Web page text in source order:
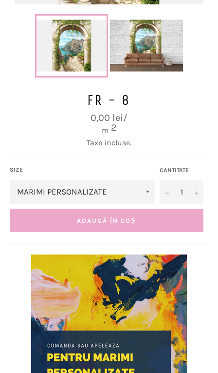
FR - 8
Preț
obișnuit
0,00 lei/
m 2
Taxe incluse.
SIZE CANTITATE
− +
ADAUGĂ ÎN COȘ